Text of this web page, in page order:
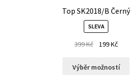
Top SK2018/B Černý
SLEVA
399Kč 199Kč
Výběr možností